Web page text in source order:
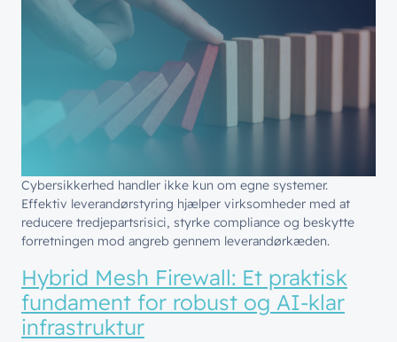
Cybersikkerhed handler ikke kun om egne systemer.
Effektiv leverandørstyring hjælper virksomheder med at
reducere tredjepartsrisici, styrke compliance og beskytte
forretningen mod angreb gennem leverandørkæden.
Hybrid Mesh Firewall: Et praktisk
fundament for robust og AI-klar
infrastruktur